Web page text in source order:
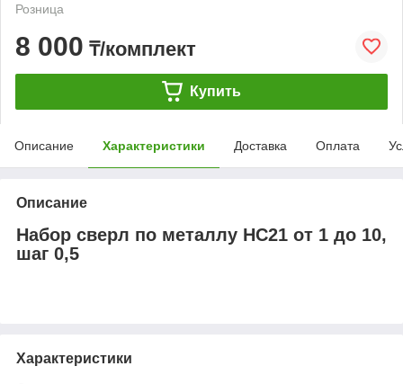
Розница
8 000 ₸/комплект
Купить
Описание Характеристики Доставка Оплата
Описание
Набор сверл по металлу НС21 от 1 до 10,
шаг 0,5
Характеристики